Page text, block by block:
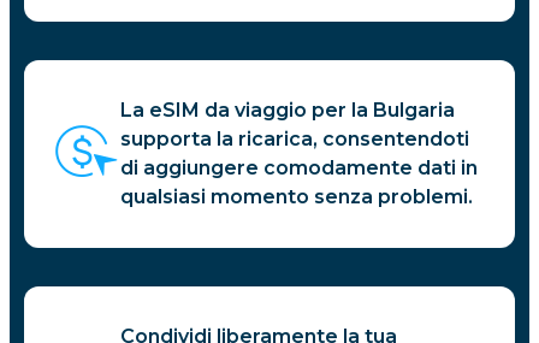
La eSIM da viaggio per la Bulgaria
supporta la ricarica, consentendoti
di aggiungere comodamente dati in
qualsiasi momento senza problemi.
Condividi liberamente la tua